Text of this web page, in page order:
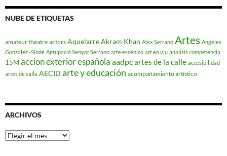
NUBE DE ETIQUETAS
amateur theatre actors AquelarreAkram Khan Alex Serrano Artes Angeles
Gonzalez -Sinde Agrupació Senyor Serrano arte escénico art en viu analisis competencia
15M accion exterior española aadpcartes de la calle accesibilidad
artes de calle AECID arte y educación acompañamiento artístico
ARCHIVOS
Archivos